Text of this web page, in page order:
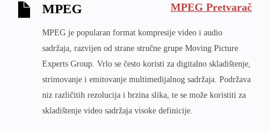
MPEG MPEG Pretvarač
MPEG je popularan format kompresije video i audio
sadržaja, razvijen od strane stručne grupe Moving Picture
Experts Group. Vrlo se često koristi za digitalno skladištenje,
strimovanje i emitovanje multimedijalnog sadržaja. Podržava
niz različitih rezolucija i brzina slika, te se može koristiti za
skladištenje video sadržaja visoke definicije.